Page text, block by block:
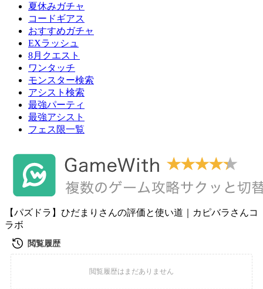
夏休みガチャ
コードギアス
おすすめガチャ
EXラッシュ
8月クエスト
ワンタッチ
モンスター検索
アシスト検索
最強パーティ
最強アシスト
フェス限一覧
【パズドラ】ひだまりさんの評価と使い道｜カピバラさんコ
ラボ